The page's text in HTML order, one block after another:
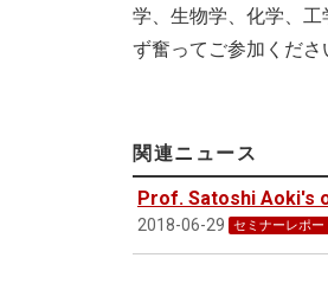
学、生物学、化学、
ず奮ってご参加くださ
関連ニュース
Prof. Satoshi Aoki's
2018-06-29 セミナーレポー